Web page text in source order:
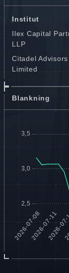
Institut
Ilex Capital
LLP
Citadel
Limited
Blankning